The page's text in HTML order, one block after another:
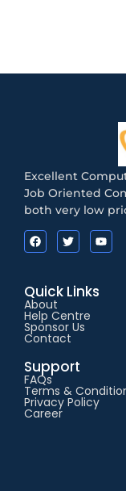
Excellent
Job Oriented
both very low
Quick Links
About
Help Centre
Sponsor Us
Contact
Support
FAQs
Terms &
Privacy Policy
Career